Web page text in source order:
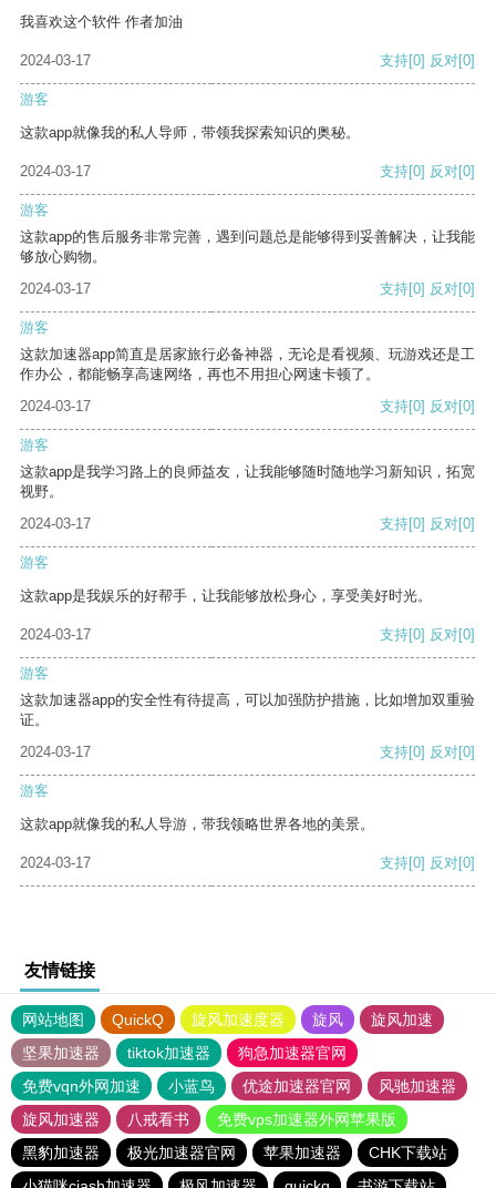
我喜欢这个软件 作者加油
2024-03-17 支持[0] 反对[0]
游客
这款app就像我的私人导师，带领我探索知识的奥秘。
2024-03-17 支持[0] 反对[0]
游客
这款app的售后服务非常完善，遇到问题总是能够得到妥善解决，让我能
够放心购物。
2024-03-17
支持[0] 反对[0]
游客
这款加速器app简直是居家旅行必备神器，无论是看视频、玩游戏还是工
作办公，都能畅享高速网络，再也不用担心网速卡顿了。
2024-03-17
支持[0] 反对[0]
游客
这款app是我学习路上的良师益友，让我能够随时随地学习新知识，拓宽
视野。
2024-03-17
支持[0] 反对[0]
游客
这款app是我娱乐的好帮手，让我能够放松身心，享受美好时光。
2024-03-17 支持[0] 反对[0]
游客
这款加速器app的安全性有待提高，可以加强防护措施，比如增加双重验
证。
2024-03-17
支持[0] 反对[0]
游客
这款app就像我的私人导游，带我领略世界各地的美景。
2024-03-17 支持[0] 反对[0]
友情链接
网站地图 QuickQ 旋风加速度器 旋风
旋风加速
坚果加速器
tiktok加速器
狗急加速器官网
免费vqn外网加速
小蓝鸟 优途加速器官网
风驰加速器
旋风加速器
八戒看书
免费vps加速器外网苹果版
黑豹加速器
极光加速器官网 苹果加速器
CHK下载站